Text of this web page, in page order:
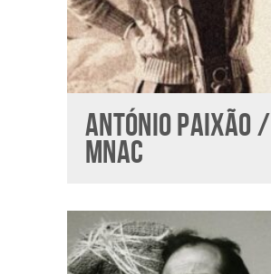
ANTÓNIO PAIXÃO /
MNAC